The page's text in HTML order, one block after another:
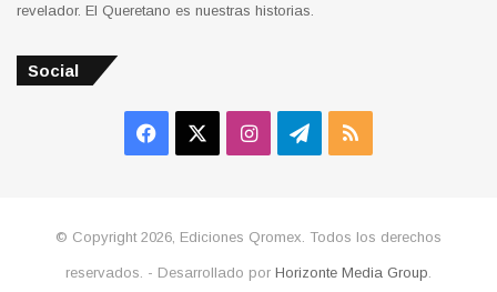
revelador. El Queretano es nuestras historias.
Social
Facebook InstagramTelegram
RSS
© Copyright 2026, Ediciones Qromex. Todos los derechos
reservados. - Desarrollado por Horizonte Media Group